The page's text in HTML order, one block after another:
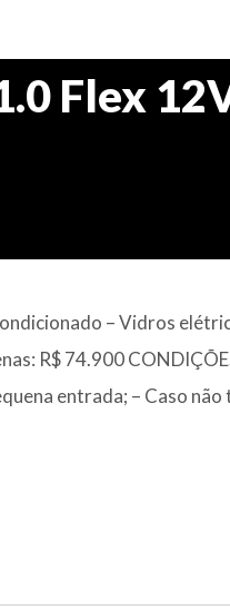
Flex
– Vidros
R$ 74.900
entrada; – Caso não